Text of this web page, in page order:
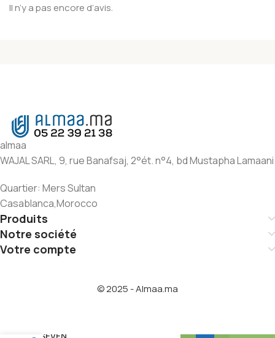
Il n’y a pas encore d’avis.
almaa
WAJAL SARL, 9, rue Banafsaj, 2°ét. n°4, bd Mustapha Lamaani
Quartier: Mers Sultan
Casablanca,Morocco
Produits
Notre société
Votre compte
© 2025 - Almaa.ma
SEVEN